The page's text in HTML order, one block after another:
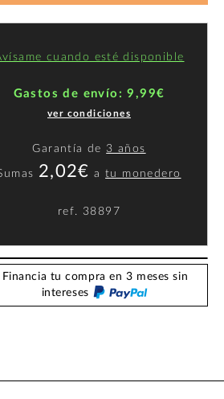
cuando esté disponible
Gastos de envío: 9,99€
ver condiciones
Garantía de 3 años
2,02€ atu monedero
ref. 38897
Financia tu compra en 3 meses sin
intereses